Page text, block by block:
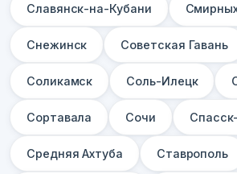
Славянск-на-Кубани
Снежинск Советская Гавань
Соликамск Соль-Илецк
Сортавала Сочи
Средняя Ахтуба Ставрополь